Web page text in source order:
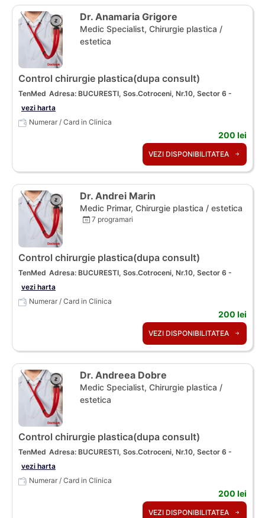
Dr. Anamaria Grigore
Medic Specialist, Chirurgie plastica /
estetica
Control chirurgie plastica(dupa consult)
TenMed Adresa: BUCURESTI, Sos.Cotroceni, Nr.10, Sector 6 -
vezi harta
Numerar / Card in Clinica
200 lei
VEZI DISPONIBILITATEA
Dr. Andrei Marin
Medic Primar, Chirurgie plastica / estetica
7 programari
Control chirurgie plastica(dupa consult)
TenMed Adresa: BUCURESTI, Sos.Cotroceni, Nr.10, Sector 6 -
vezi harta
Numerar / Card in Clinica
200 lei
VEZI DISPONIBILITATEA
Dr. Andreea Dobre
Medic Specialist, Chirurgie plastica /
estetica
Control chirurgie plastica(dupa consult)
TenMed Adresa: BUCURESTI, Sos.Cotroceni, Nr.10, Sector 6 -
vezi harta
Numerar / Card in Clinica
200 lei
VEZI DISPONIBILITATEA